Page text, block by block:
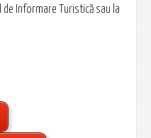
Informare Turistică sau la